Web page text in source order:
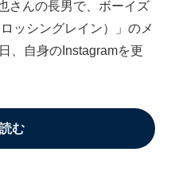
さんの長男で、ボーイズ
ッシングレイン）」のメ
、自身のInstagramを更
む